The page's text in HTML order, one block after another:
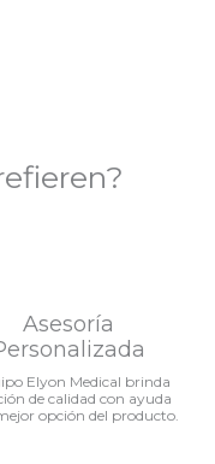
Asesoría
Elyon Medical brinda
de calidad con ayuda
opción del producto.